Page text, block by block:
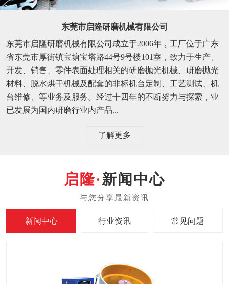
东莞市启隆研磨机械有限公司
东莞市启隆研磨机械有限公司成立于2006年，工厂位于广东
省东莞市厚街镇宝塘宝塔路44号9号楼101室，致力于生产、
开发、销售、零件表面处理相关的研磨抛光机械、研磨抛光
材料、脱水烘干机械及配套的非标机台定制、工艺测试、机
台维修、等业务及服务。经过十四年的不断努力与探索，业
已发展为国内研磨行业内产品...
了解更多
新闻中心
新闻中心 行业资讯 常见问题